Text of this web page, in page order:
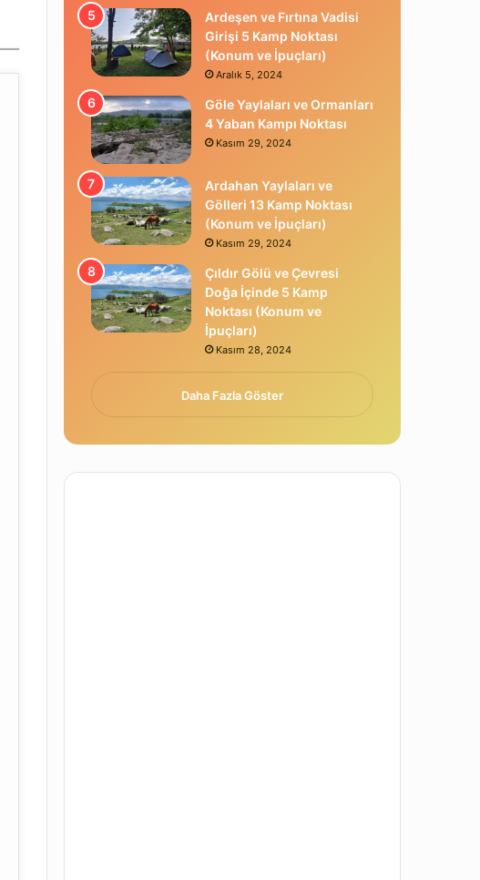
Ardeşen ve Fırtına Vadisi
Girişi 5 Kamp Noktası
(Konum ve İpuçları)
Aralık 5, 2024
Göle Yaylaları ve Ormanları
4 Yaban Kampı Noktası
Kasım 29, 2024
Ardahan Yaylaları ve
Gölleri 13 Kamp Noktası
(Konum ve İpuçları)
Kasım 29, 2024
Çıldır Gölü ve Çevresi
Doğa İçinde 5 Kamp
Noktası (Konum ve
İpuçları)
Kasım 28, 2024
Daha Fazla Göster